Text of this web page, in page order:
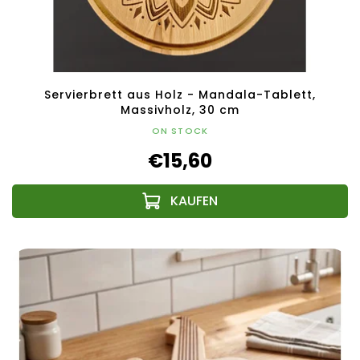
Servierbrett aus Holz - Mandala-Tablett,
Massivholz, 30 cm
ON STOCK
€15,60